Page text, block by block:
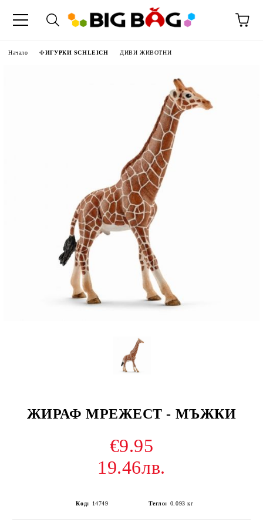
Начало ФИГУРКИ SCHLEICH ДИВИ ЖИВОТНИ
ЖИРАФ МРЕЖЕСТ - МЪЖКИ
€9.95
19.46лв.
Код: 14749 Тегло: 0.093 кг